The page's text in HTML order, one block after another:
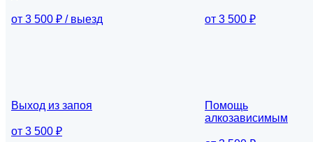
от 3 500 ₽ / выезд от 3 500 ₽
Выход из запоя
от 3 500 ₽
Помощь
алкозависимым